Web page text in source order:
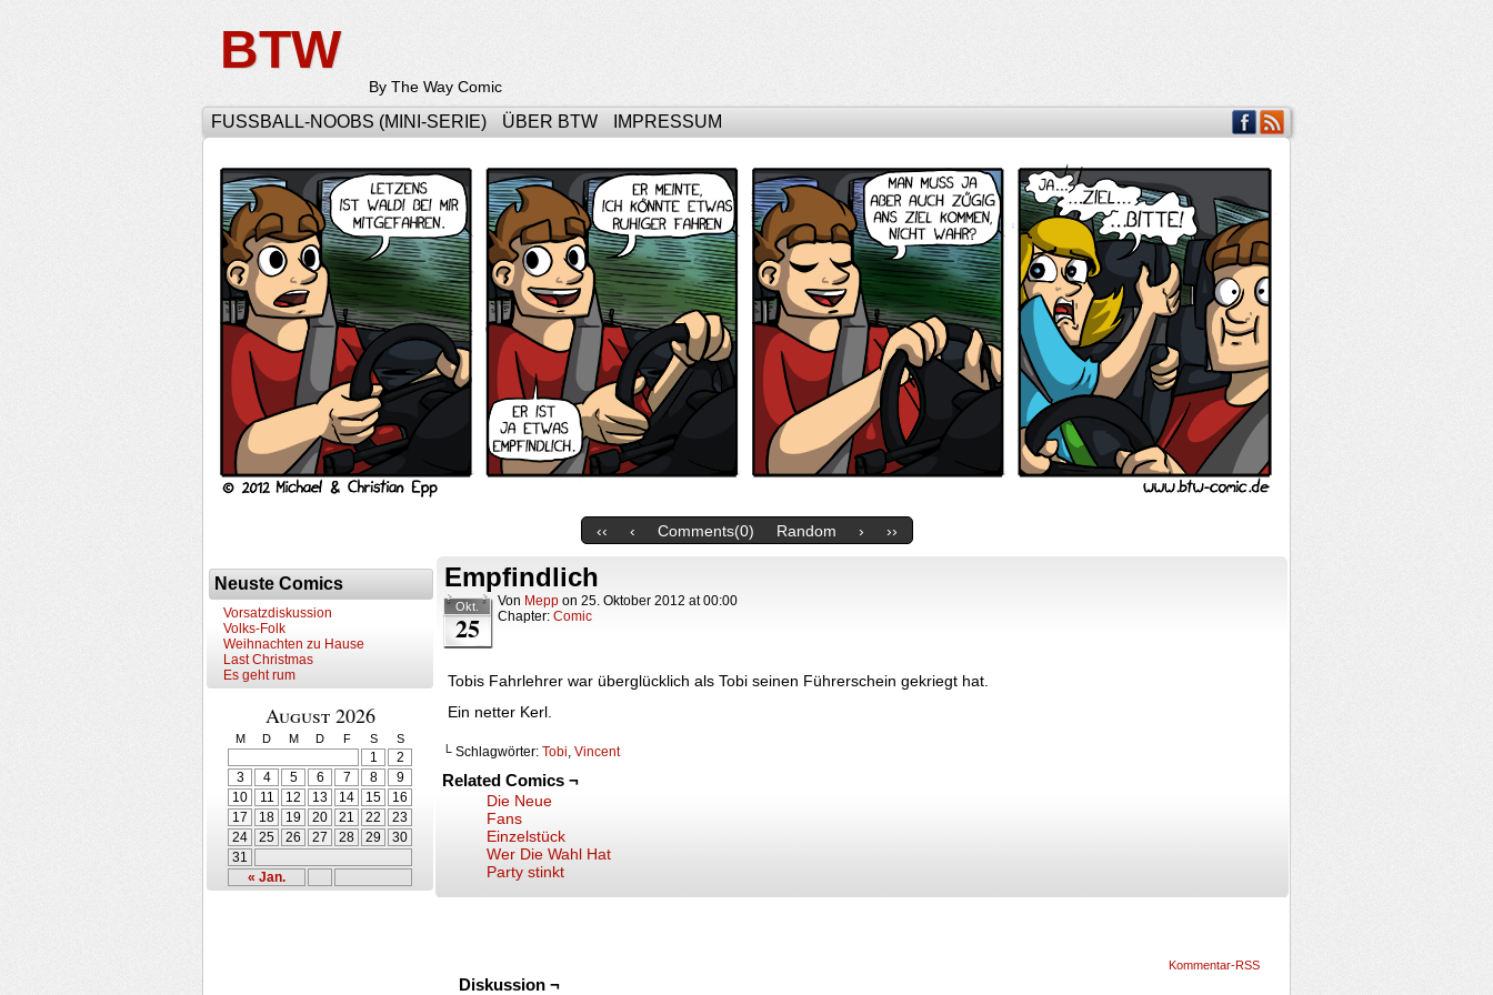
BTW
By The Way Comic
FUSSBALL-NOOBS (MINI-SERIE) ÜBER BTW IMPRESSUM
‹‹ ‹ Comments(0) Random › ››
Neuste Comics
Vorsatzdiskussion
Volks-Folk
Weihnachten zu Hause
Last Christmas
Es geht rum
August 2026
M D M D F S S
« Jan.
1
2
3
4 5 6 7 8
9
10
11 12 13 14 15
16
17
18 19 20 21 22
23
24
25 26 27 28 29
30
31
Empfindlich
Okt.
25
Von Mepp on 25. Oktober 2012 at00:00
Chapter: Comic
Tobis Fahrlehrer war überglücklich als Tobi seinen Führerschein gekriegt hat.
Ein netter Kerl.
└ Schlagwörter: Tobi, Vincent
Related Comics ¬
Die Neue
Fans
Einzelstück
Wer Die Wahl Hat
Party stinkt
Kommentar-RSS
Diskussion ¬